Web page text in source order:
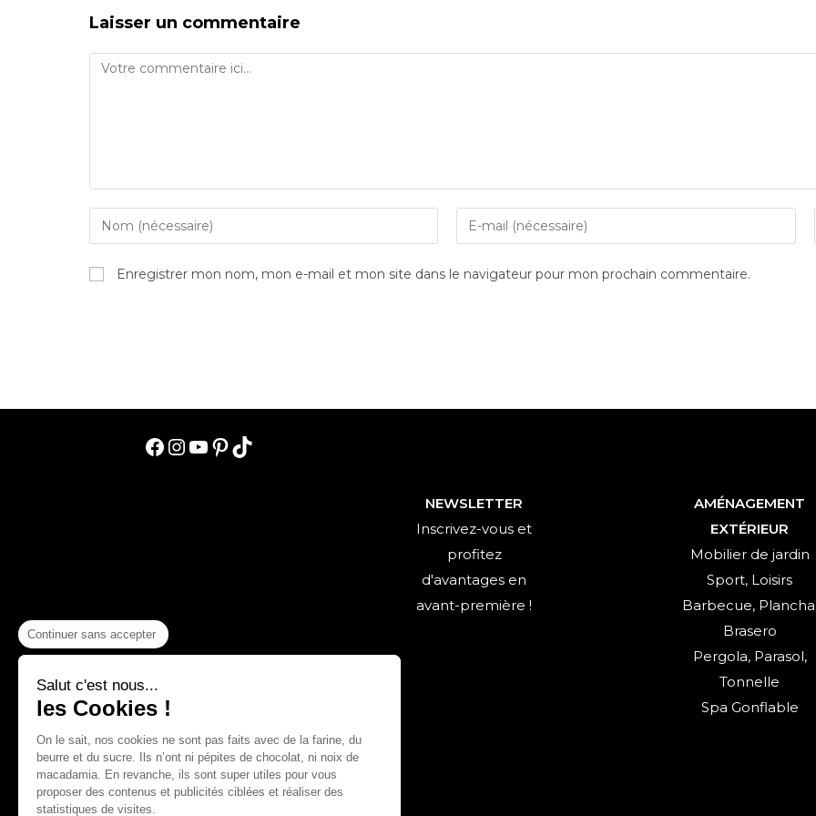
Laisser un commentaire
Comment
Enter
your
name
Enter
your
email
Enregistrer mon nom, mon e-mail et mon site dans le navigateur pour mon prochain commentaire.
Facebook
Instagram
YouTube
Pinterest
TikTok
NEWSLETTER
Inscrivez-vous et
profitez
d'avantages en
avant-première !
AMÉNAGEMENT
EXTÉRIEUR
Mobilier de jardin
Sport, Loisirs
Barbecue,
Brasero
Pergola, Parasol,
Tonnelle
Spa Gonflable
Continuer sans accepter
Salut c'est nous...
les Cookies !
On le sait, nos cookies ne sont pas faits avec de la farine, du
beurre et du sucre. Ils n’ont ni pépites de chocolat, ni noix de
macadamia. En revanche, ils sont super utiles pour vous
proposer des contenus et publicités ciblées et réaliser des
statistiques de visites.